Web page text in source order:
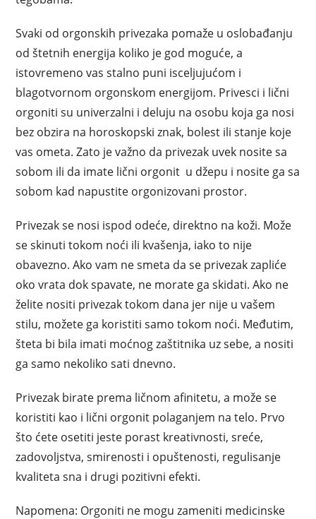
Svaki od orgonskih privezaka pomaže u oslobađanju
od štetnih energija koliko je god moguće, a
istovremeno vas stalno puni isceljujućom i
blagotvornom orgonskom energijom. Privesci i lični
orgoniti su univerzalni i deluju na osobu koja ga nosi
bez obzira na horoskopski znak, bolest ili stanje koje
vas ometa. Zato je važno da privezak uvek nosite sa
sobom ili da imate lični orgonit u džepu i nosite ga sa
sobom kad napustite orgonizovani prostor.
Privezak se nosi ispod odeće, direktno na koži. Može
se skinuti tokom noći ili kvašenja, iako to nije
obavezno. Ako vam ne smeta da se privezak zapliće
oko vrata dok spavate, ne morate ga skidati. Ako ne
želite nositi privezak tokom dana jer nije u vašem
stilu, možete ga koristiti samo tokom noći. Međutim,
šteta bi bila imati moćnog zaštitnika uz sebe, a nositi
ga samo nekoliko sati dnevno.
Privezak birate prema ličnom afinitetu, a može se
koristiti kao i lični orgonit polaganjem na telo. Prvo
što ćete osetiti jeste porast kreativnosti, sreće,
zadovoljstva, smirenosti i opuštenosti, regulisanje
kvaliteta sna i drugi pozitivni efekti.
Napomena: Orgoniti ne mogu zameniti medicinske